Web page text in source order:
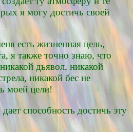
я могу достичь своей
есть жизненная цель,
я также точно знаю, что
дьявол, никакой
никакой бес не
моей цели!
способность достичь эту